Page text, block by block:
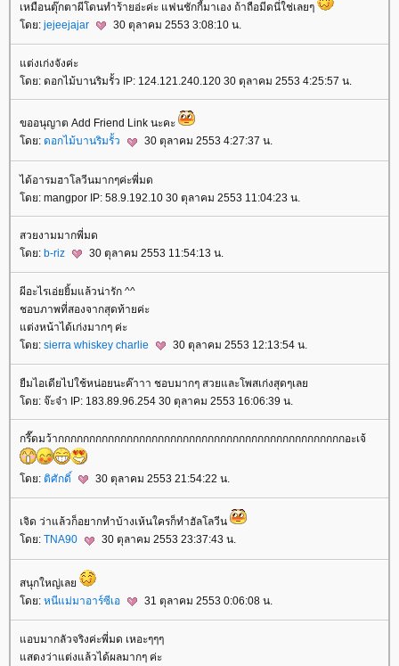
เหมือนตุ๊กตาผีโดนทำร้ายอ่ะค่ะ แฟนชักกี้มาเอง ถ้าถือมีดนี่ใช่เลยๆ
ดย: jejeejajar 30 ตุลาคม 2553 3:08:10 น.
ต่งเก่งจังค่ะ
ดย: ดอกไม้บานริมรั้ว IP: 124.121.240.120 30 ตุลาคม 2553 4:25:57 น.
ขออนุญาต Add Friend Link นะคะ
ดย: ดอกไม้บานริมรั้ว 30 ตุลาคม 2553 4:27:37 น.
ได้อารมฮาโลวีนมากๆค่ะพี่มด
ดย: mangpor IP: 58.9.192.10 30 ตุลาคม 2553 11:04:23 น.
สวยงามมากพี่มด
ดย: b-riz 30 ตุลาคม 2553 11:54:13 น.
ผีอะไรเอ่ยยิ้มแล้วน่ารัก ^^
ชอบภาพที่สองจากสุดท้ายค่ะ
ต่งหน้าได้เก่งมากๆ ค่ะ
ดย: sierra whiskey charlie 30 ตุลาคม 2553 12:13:54 น.
ืมไอเดียไปใช้หน่อยนะค๊าาา ชอบมากๆ สวยและโพสเก่งสุดๆเล
ดย: จ๊ะจ๋า IP: 183.89.96.254 30 ตุลาคม 2553 16:06:39 น.
กรี๊ดมว้ากกกกกกกกกกกกกกกกกกกกกกกกกกกกกกกกกกกกกกกกกกกกกกอะเจ้
ดย: ติศักดิ์ 30 ตุลาคม 2553 21:54:22 น.
เจิด ว่าแล้วก็อยากทำบ้างเห้นใครก็ทำฮัลโลวีน
ดย: TNA90 30 ตุลาคม 2553 23:37:43 น.
สนุกใหญ่เล
ดย: หนีแม่มาอาร์ซีเอ 31 ตุลาคม 2553 0:06:08 น.
อบมากลัวจริงค่ะพี่มด เหอะๆๆๆ
สดงว่าแต่งแล้วได้ผลมากๆ ค่ะ